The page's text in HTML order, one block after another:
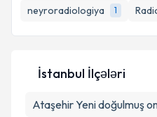
neyroradiologiya
1
ilə
E-poçt Ünvanınız
Şəxsi
İstanbul İlçələri
AtaşehirYeni doğulmuş